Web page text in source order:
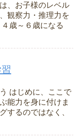
、お子様のレベル
観察力・推理力を
歳～６歳になる
はじめに、ここで
能力を身に付けま
するのではなく、